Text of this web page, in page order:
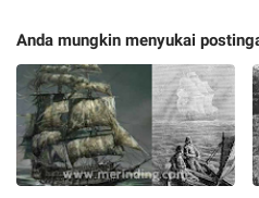
Anda mungkin menyukai